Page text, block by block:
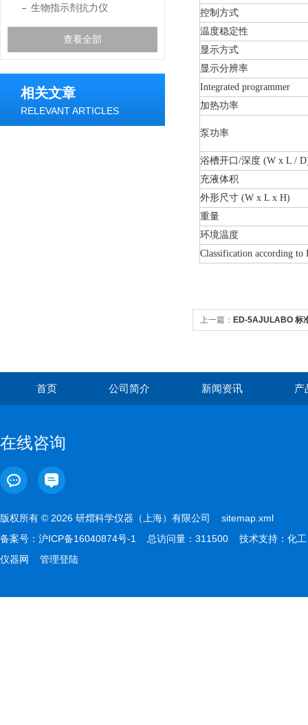
生物指示剂抗力仪
查看全部
相关文章
RELEVANT ARTICLES
控制方式
温度稳定性
显示方式
显示分辨率
Integrated programmer
加热功率
泵功率
浴槽开口/深度 (W x L /
充液体积
外形尺寸 (W x L x H)
重量
环境温度
Classification according to
上一篇： ED-5AJULABO 标
首页 公司简介 新闻资讯 产
在线咨询
版权所有 © 2026 研熠科学仪器（上海）有限公司 sitemap.xml
备案号： 沪ICP备16040874号-1 总访问量：311500 技术支持： 化工
仪器网
管理登陆